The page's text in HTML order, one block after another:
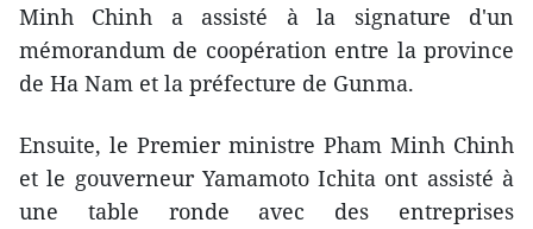
Minh Chinh a assisté à la signature d'un
mémorandum de coopération entre la province
de Ha Nam et la préfecture de Gunma.
Ensuite, le Premier ministre Pham Minh Chinh
et le gouverneur Yamamoto Ichita ont assisté à
une table ronde avec des entreprises